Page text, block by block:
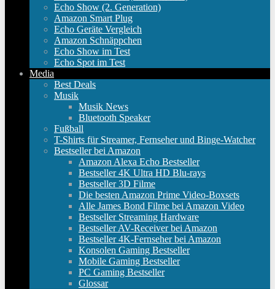
Echo Show (2. Generation)
Amazon Smart Plug
Echo Geräte Vergleich
Amazon Schnäppchen
Echo Show im Test
Echo Spot im Test
Media
Best Deals
Musik
Musik News
Bluetooth Speaker
Fußball
T-Shirts für Streamer, Fernseher und Binge-Watcher
Bestseller bei Amazon
Amazon Alexa Echo Bestseller
Bestseller 4K Ultra HD Blu-rays
Bestseller 3D Filme
Die besten Amazon Prime Video-Boxsets
Alle James Bond Filme bei Amazon Video
Bestseller Streaming Hardware
Bestseller AV-Receiver bei Amazon
Bestseller 4K-Fernseher bei Amazon
Konsolen Gaming Bestseller
Mobile Gaming Bestseller
PC Gaming Bestseller
Glossar